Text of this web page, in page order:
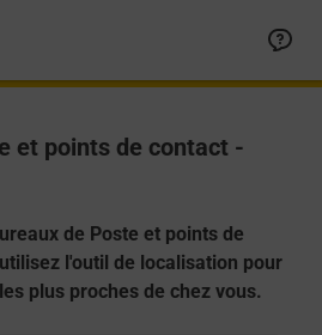
et points de contact -
de Poste et points de
l'outil de localisation pour
plus proches de chez vous.